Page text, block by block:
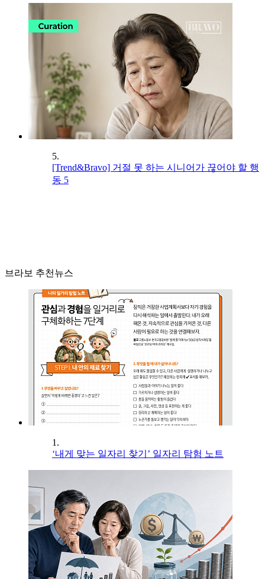
5.
[Trend&Bravo] 거절 못 하는 시니어가 끊어야 할 행
동 5
브라보 추천뉴스
1.
‘내게 맞는 일자리 찾기’ 일자리 탐험 노트